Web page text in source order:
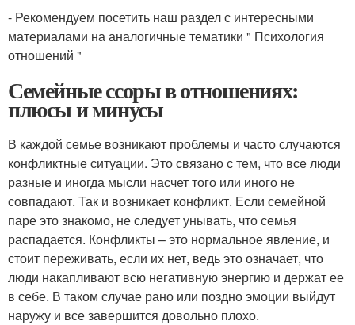
- Рекомендуем посетить наш раздел с интересными
материалами на аналогичные тематики " Психология
отношений "
Семейные ссоры в отношениях:
плюсы и минусы
В каждой семье возникают проблемы и часто случаются
конфликтные ситуации. Это связано с тем, что все люди
разные и иногда мысли насчет того или иного не
совпадают. Так и возникает конфликт. Если семейной
паре это знакомо, не следует унывать, что семья
распадается. Конфликты – это нормальное явление, и
стоит переживать, если их нет, ведь это означает, что
люди накапливают всю негативную энергию и держат ее
в себе. В таком случае рано или поздно эмоции выйдут
наружу и все завершится довольно плохо.